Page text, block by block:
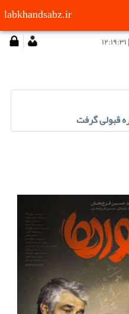
labkhandsabz.ir
قبولی گرفت